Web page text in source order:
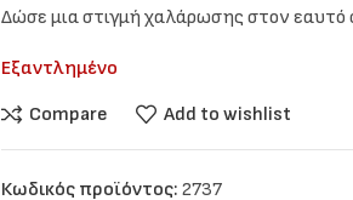
Δώσε μια στιγμή χαλάρωσης στον εαυτό
Εξαντλημένο
Compare
Add to wishlist
Κωδικός προϊόντος: 2737